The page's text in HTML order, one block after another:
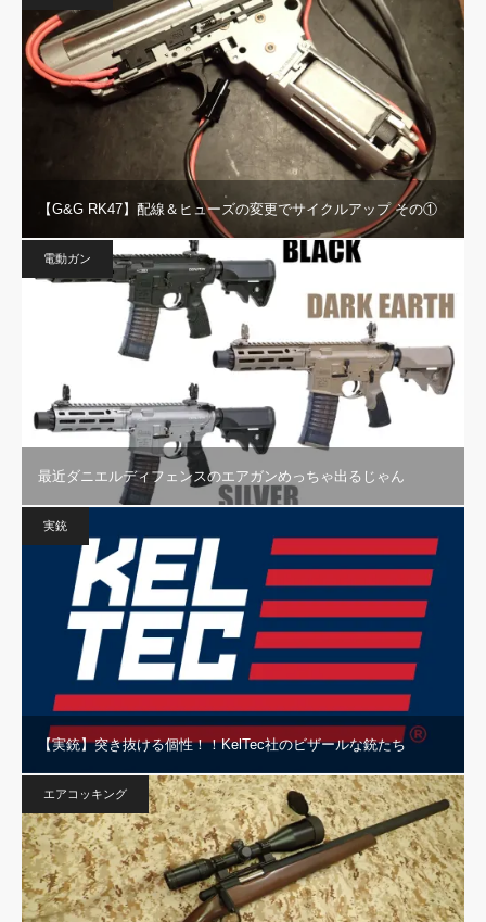
【G&G RK47】配線＆ヒューズの変更でサイクルアップ その①
電動ガン
最近ダニエルディフェンスのエアガンめっちゃ出るじゃん
実銃
【実銃】突き抜ける個性！！KelTec社のビザールな銃たち
エアコッキング